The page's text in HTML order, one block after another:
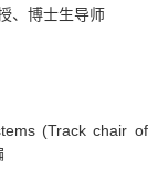
、博士生导师
(Track chair of